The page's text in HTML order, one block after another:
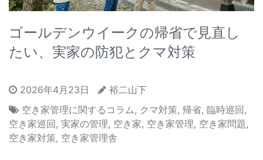
ゴールデンウイークの帰省で見直し
たい、実家の防犯とクマ対策
2026年4月23日
裕二山下
空き家管理に関するコラム , クマ対策, 帰省, 臨時巡回 ,
空き家巡回 , 実家の管理, 空き家, 空き家管理, 空き家問題 ,
空き家対策, 空き家管理舎